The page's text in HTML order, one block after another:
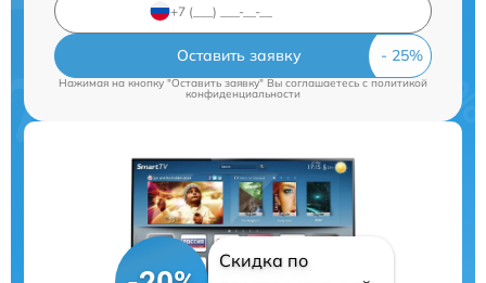
Оставить заявку
Нажимая на кнопку "Оставить заявку" Вы соглашаетесь c политикой
конфиденциальности
Скидка по